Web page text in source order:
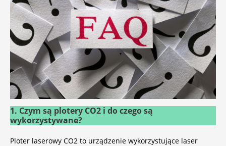
1. Czym są plotery CO2 i do czego są
wykorzystywane?
Ploter laserowy CO2 to urządzenie wykorzystujące laser